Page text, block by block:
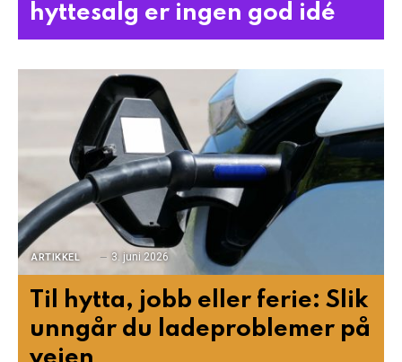
hyttesalg er ingen god idé
ARTIKKEL 3. juni 2026
Til hytta, jobb eller ferie: Slik
unngår du ladeproblemer på